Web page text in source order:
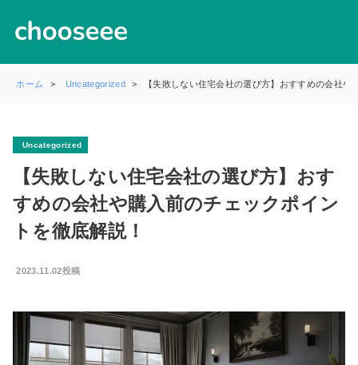
ホーム Uncategorized 【失敗しない住宅会社の選び方】おすすめの会社
Uncategorized
【失敗しない住宅会社の選び方】おす
すめの会社や購入前のチェックポイン
トを徹底解説！
2023.11.02投稿